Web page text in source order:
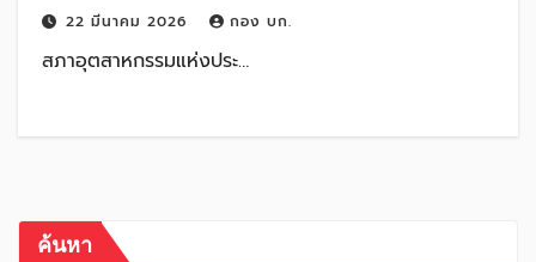
22 มีนาคม 2026 กอง บก.
สภาอุตสาหกรรมแห่งประ…
ค้นหา